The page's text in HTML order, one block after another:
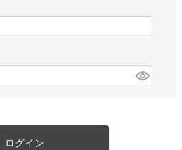
ログイン